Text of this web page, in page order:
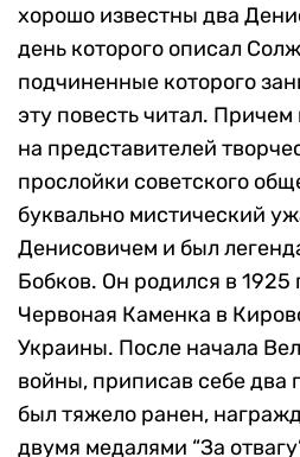
хорошо известны два
день которого описал
подчиненные которого
эту повесть читал.
на представителей
прослойки советского
буквально мистический
Денисовичем и был
Бобков. Он родился в 1925
Червоная Каменка в
Украины. После начала
войны, приписав себе два
был тяжело ранен,
двумя медалями “За